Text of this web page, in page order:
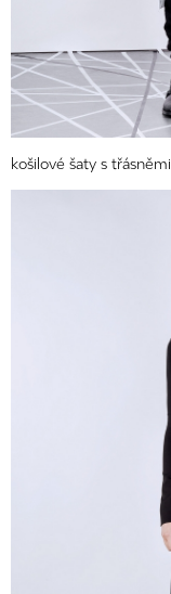
košilové šaty s třásněmi